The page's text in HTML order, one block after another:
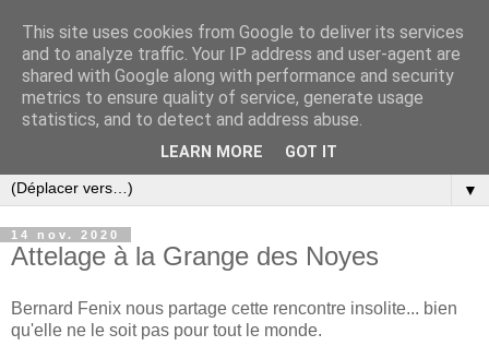
▼
14 nov. 2020
Attelage à la Grange des Noyes
Bernard Fenix nous partage cette rencontre insolite... bien
qu'elle ne le soit pas pour tout le monde.
This site uses cookies from Google to deliver its services
and to analyze traffic. Your IP address and user-agent are
shared with Google along with performance and security
metrics to ensure quality of service, generate usage
statistics, and to detect and address abuse.
LEARN MORE GOT IT